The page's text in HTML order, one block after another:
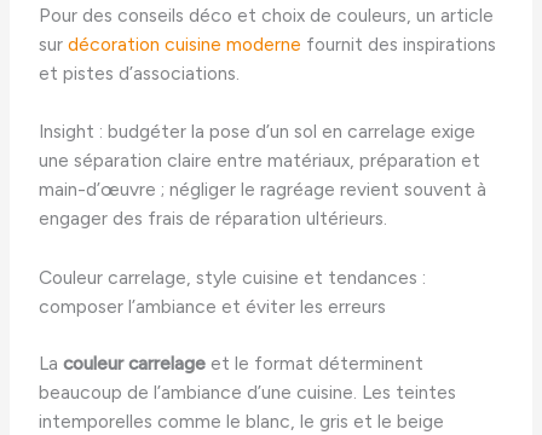
Pour des conseils déco et choix de couleurs, un article
surdécoration cuisine moderne fournit des inspirations
et pistes d’associations.
Insight : budgéter la pose d’un sol en carrelage exige
une séparation claire entre matériaux, préparation et
main-d’œuvre ; négliger le ragréage revient souvent à
engager des frais de réparation ultérieurs.
Couleur carrelage, style cuisine et tendances :
composer l’ambiance et éviter les erreurs
Lacouleur carrelage et le format déterminent
beaucoup de l’ambiance d’une cuisine. Les teintes
intemporelles comme le blanc, le gris et le beige